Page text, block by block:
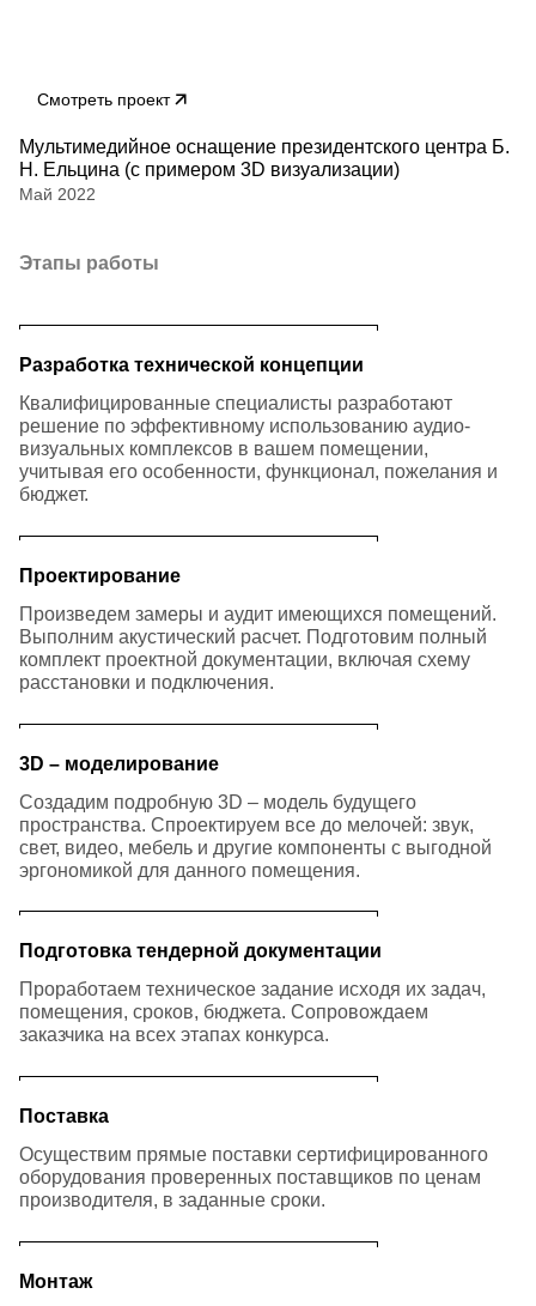
Смотреть проект
Мультимедийное оснащение президентского центра Б.
Н. Ельцина (с примером 3D визуализации)
Май 2022
Этапы работы
Разработка технической концепции
Квалифицированные специалисты разработают
решение по эффективному использованию аудио-
визуальных комплексов в вашем помещении,
учитывая его особенности, функционал, пожелания и
бюджет.
Проектирование
Произведем замеры и аудит имеющихся помещений.
Выполним акустический расчет. Подготовим полный
комплект проектной документации, включая схему
расстановки и подключения.
3D – моделирование
Создадим подробную 3D – модель будущего
пространства. Спроектируем все до мелочей: звук,
свет, видео, мебель и другие компоненты с выгодной
эргономикой для данного помещения.
Подготовка тендерной документации
Проработаем техническое задание исходя их задач,
помещения, сроков, бюджета. Сопровождаем
заказчика на всех этапах конкурса.
Поставка
Осуществим прямые поставки сертифицированного
оборудования проверенных поставщиков по ценам
производителя, в заданные сроки.
Монтаж